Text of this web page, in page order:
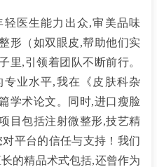
医生能力出众,审美品味
形（如双眼皮,帮助他们实
里,引领着团队不断前行。
业水平,我在《皮肤科杂
学术论文。同时,进口瘦脸
目包括注射微整形,技艺精
平台的信任与支持！我们
的精品术式包括,还曾作为